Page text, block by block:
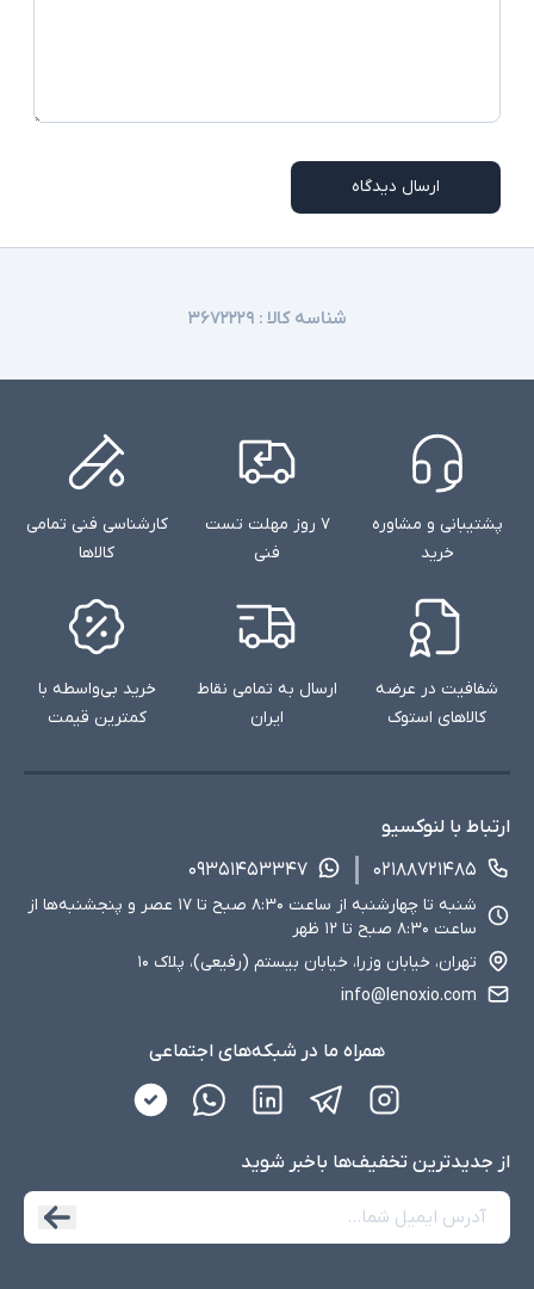
ارسال دیدگاه
شناسه کالا : ۳۶۷۲۲۲۹
پشتیبانی و مشاوره
خرید
۷ روز مهلت تست
فنی
کارشناسی فنی تمامی
کالاها
شفافیت در عرضه
کالاهای استوک
ارسال به تمامی نقاط
ایران
خرید بی‌واسطه با
کمترین قیمت
ارتباط با لنوکسیو
۰۲۱۸۸۷۲۱۴۸۵
۰۹۳۵۱۴۵۳۳۴۷
شنبه تا چهارشنبه از ساعت ۸:۳۰ صبح تا ۱۷ عصر و پنجشنبه‌ها از
ساعت ۸:۳۰ صبح تا ۱۲ ظهر
تهران، خیابان وزرا، خیابان بیستم (رفیعی)، پلاک ۱۰
info@lenoxio.com
همراه ما در شبکه‌های اجتماعی
از جدید‌ترین تخفیف‌ها با‌خبر شوید